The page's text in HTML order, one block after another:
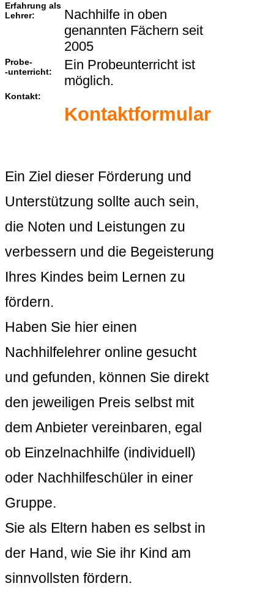
Erfahrung als
Lehrer:
Nachhilfe in oben
genannten Fächern seit
2005
Probe-
-unterricht:
Ein Probeunterricht ist
möglich.
Kontakt:
Kontaktformular
Ein Ziel dieser Förderung und
Unterstützung sollte auch sein,
die Noten und Leistungen zu
verbessern und die Begeisterung
Ihres Kindes beim Lernen zu
fördern.
Haben Sie hier einen
Nachhilfelehrer online gesucht
und gefunden, können Sie direkt
den jeweiligen Preis selbst mit
dem Anbieter vereinbaren, egal
ob Einzelnachhilfe (individuell)
oder Nachhilfeschüler in einer
Gruppe.
Sie als Eltern haben es selbst in
der Hand, wie Sie ihr Kind am
sinnvollsten fördern.